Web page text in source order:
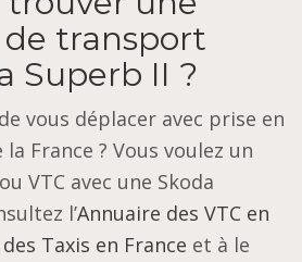
transport
Superb II ?
vous déplacer avec prise en
France ? Vous voulez un
VTC avec une Skoda
l’Annuaire des VTC en
Taxis en France et à le